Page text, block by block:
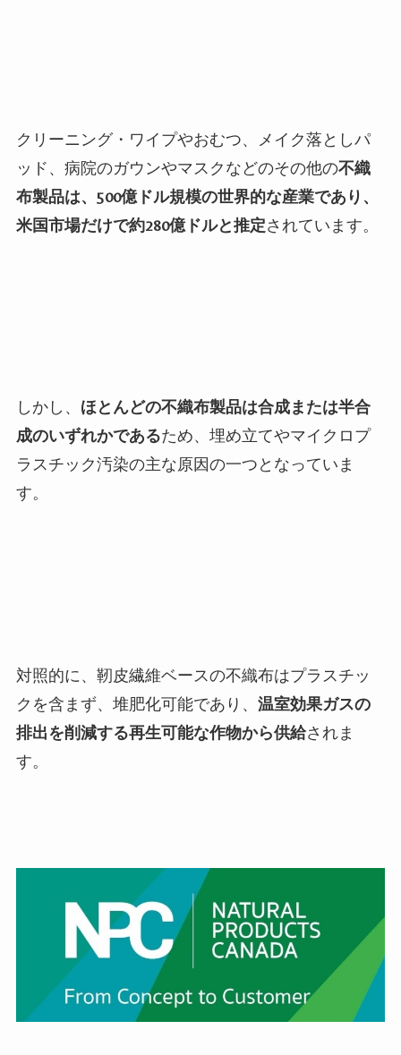
クリーニング・ワイプやおむつ、メイク落としパ
ッド、病院のガウンやマスクなどのその他の不織
布製品は、 500億ドル規模の世界的な産業であり、
米国市場だけで約280億ドルと推定されています。
しかし、 ほとんどの不織布製品は合成または半合
成のいずれかであるため、埋め立てやマイクロプ
ラスチック汚染の主な原因の一つとなっていま
す。
対照的に、靭皮繊維ベースの不織布はプラスチッ
クを含まず、堆肥化可能であり、 温室効果ガスの
排出を削減する再生可能な作物から供給されま
す。